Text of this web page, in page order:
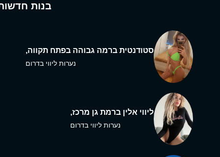
בנות
סטודנטית ברמה גבוהה בפתח תקווה,
נערות ליווי בדרום
ליווי אלין ברמת גן מרכז,
נערות ליווי בדרום